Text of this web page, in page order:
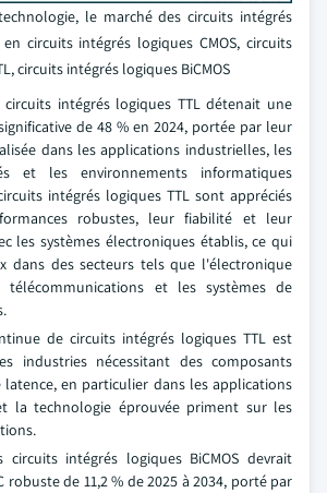
le marché des circuits intégrés
circuits intégrés logiques CMOS, circuits
circuits intégrés logiques BiCMOS
circuits intégrés logiques TTL détenait une
de 48 % en 2024, portée par leur
dans les applications industrielles, les
et les environnements informatiques
intégrés logiques TTL sont appréciés
robustes, leur fiabilité et leur
les systèmes électroniques établis, ce qui
dans des secteurs tels que l'électronique
télécommunications et les systèmes de
de circuits intégrés logiques TTL est
industries nécessitant des composants
latence, en particulier dans les applications
la technologie éprouvée priment sur les
circuits intégrés logiques BiCMOS devrait
robuste de 11,2 % de 2025 à 2034, porté par